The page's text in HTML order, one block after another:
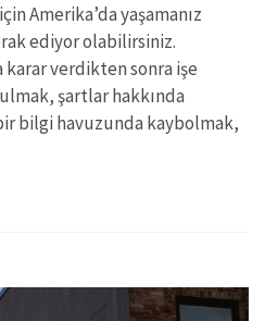
Amerika’da yaşamanız
ediyor olabilirsiniz.
verdikten sonra işe
şartlar hakkında
bilgi havuzunda kaybolmak,